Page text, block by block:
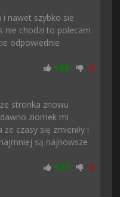
i nawet szybko sie
nie chodzi to polecam
odpowiednie
+28 -2
stronka znowu
ziomek mi
że czasy się zmieniły i
są najnowsze
+27 -2